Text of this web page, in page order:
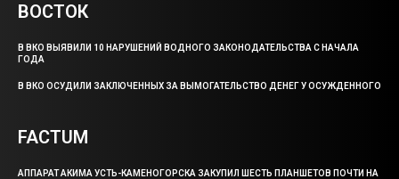
ВОСТОК
В ВКО ВЫЯВИЛИ 10 НАРУШЕНИЙ ВОДНОГО ЗАКОНОДАТЕЛЬСТВА С НАЧАЛА
ГОДА
В ВКО ОСУДИЛИ ЗАКЛЮЧЕННЫХ ЗА ВЫМОГАТЕЛЬСТВО ДЕНЕГ У ОСУЖДЕННОГО
FACTUM
АППАРАТ АКИМА УСТЬ-КАМЕНОГОРСКА ЗАКУПИЛ ШЕСТЬ ПЛАНШЕТОВ ПОЧТИ НА